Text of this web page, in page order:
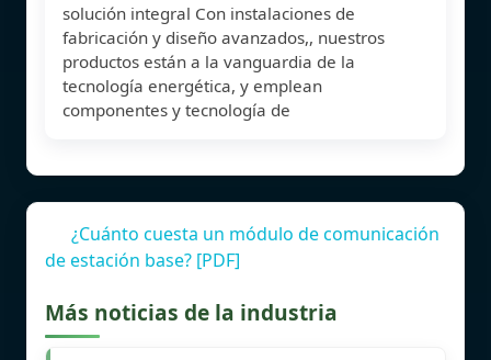
solución integral Con instalaciones de
fabricación y diseño avanzados,, nuestros
productos están a la vanguardia de la
tecnología energética, y emplean
componentes y tecnología de
¿Cuánto cuesta un módulo de comunicación
de estación base? [PDF]
Más noticias de la industria